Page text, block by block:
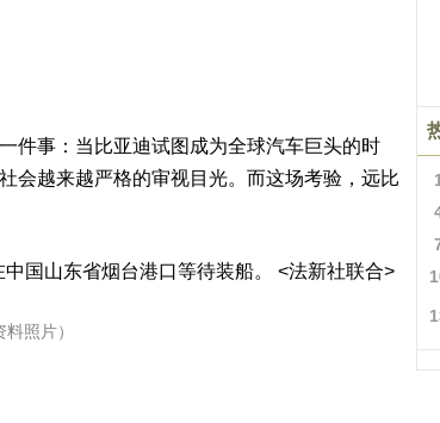
事：当比亚迪试图成为全球汽车巨头的时
会越来越严格的审视目光。而这场考验，远比
料照片）